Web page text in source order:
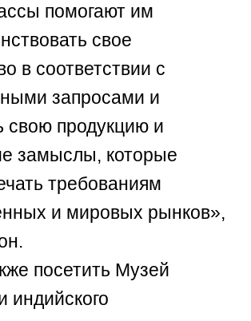
помогают им
свое
в соответствии с
запросами и
свою продукцию и
замыслы, которые
требованиям
и мировых рынков»,
посетить Музей
индийского